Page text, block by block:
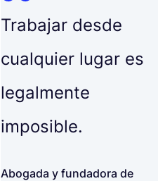
Trabajar desde
cualquier lugar es
legalmente
imposible.
Abogada y fundadora de